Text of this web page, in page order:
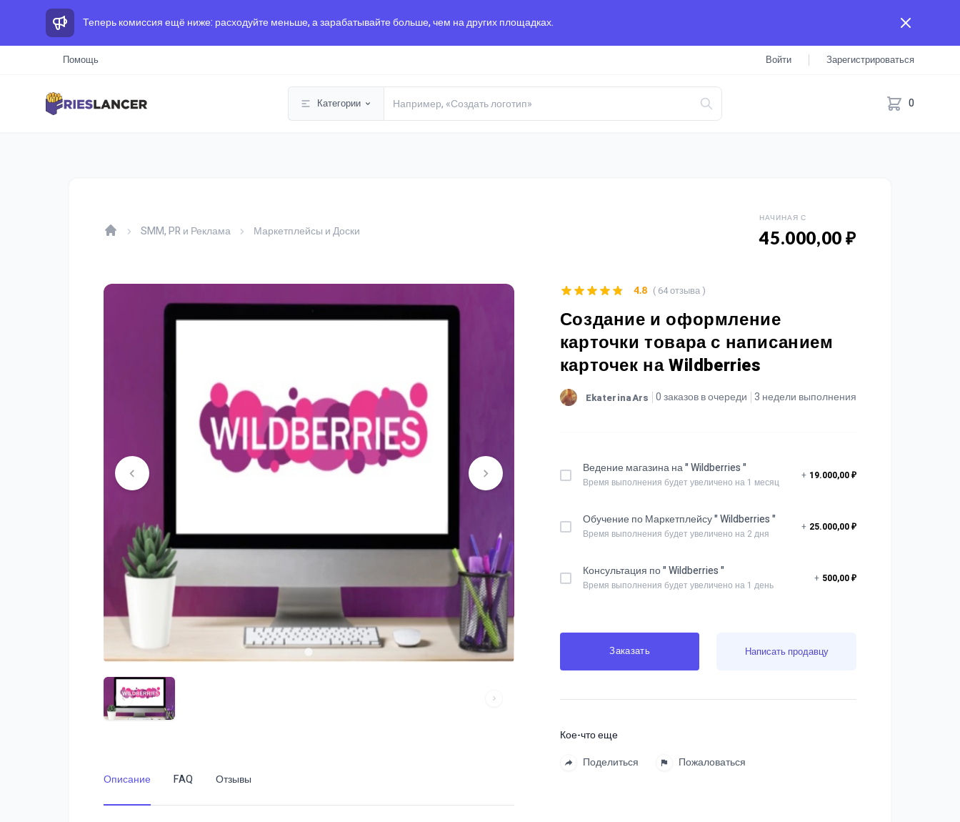
Теперь комиссия ещё ниже: расходуйте меньше, а зарабатывайте больше, чем на других площадках.
Помощь Войти Зарегистрироваться
Категории 0
SMM, PR и Реклама Маркетплейсы и Доски
НАЧИНАЯ С
45.000,00 ₽
Создание и оформление
карточки товара с написанием
карточек на Wildberries
EkaterinaArs 0 заказов в очереди 3 недели выполнения
4.8 ( 64 отзыва )
Ведение магазина на " Wildberries "
Время выполнения будет увеличено на 1 месяц
+ 19.000,00 ₽
Обучение по Маркетплейсу " Wildberries "
Время выполнения будет увеличено на 2 дня
+ 25.000,00 ₽
Консультация по " Wildberries "
Время выполнения будет увеличено на 1 день
+ 500,00 ₽
Заказать Написать продавцу
Кое-что еще
Поделиться
Пожаловаться
Описание
FAQ Отзывы